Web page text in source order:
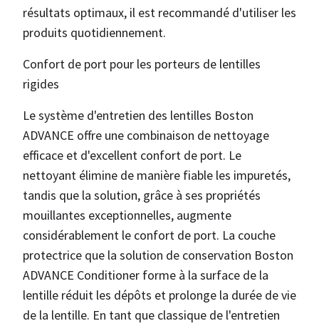
résultats optimaux, il est recommandé d'utiliser les
produits quotidiennement.
Confort de port pour les porteurs de lentilles
rigides
Le système d'entretien des lentilles Boston
ADVANCE offre une combinaison de nettoyage
efficace et d'excellent confort de port. Le
nettoyant élimine de manière fiable les impuretés,
tandis que la solution, grâce à ses propriétés
mouillantes exceptionnelles, augmente
considérablement le confort de port. La couche
protectrice que la solution de conservation Boston
ADVANCE Conditioner forme à la surface de la
lentille réduit les dépôts et prolonge la durée de vie
de la lentille. En tant que classique de l'entretien